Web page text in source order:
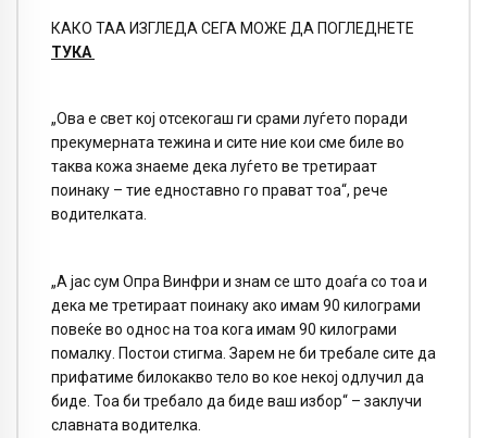
КАКО ТАА ИЗГЛЕДА СЕГА МОЖЕ ДА ПОГЛЕДНЕТЕ
ТУКА
„Ова е свет кој отсекогаш ги срами луѓето поради
прекумерната тежина и сите ние кои сме биле во
таква кожа знаеме дека луѓето ве третираат
поинаку – тие едноставно го прават тоа“, рече
водителката.
„А јас сум Опра Винфри и знам се што доаѓа со тоа и
дека ме третираат поинаку ако имам 90 килограми
повеќе во однос на тоа кога имам 90 килограми
помалку. Постои стигма. Зарем не би требале сите да
прифатиме билокакво тело во кое некој одлучил да
биде. Тоа би требало да биде ваш избор“ – заклучи
славната водителка.